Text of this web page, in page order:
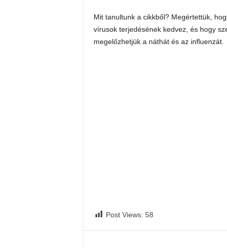
Mit tanultunk a cikkből? Megértettük,
vírusok terjedésének kedvez, és hogy
megelőzhetjük a náthát és az influenzát.
Post Views: 58